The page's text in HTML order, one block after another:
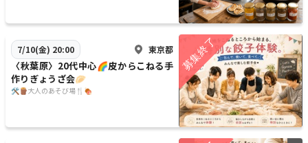
7/10(金) 20:00 東京都
〈秋葉原〉20代中心🌈皮からこねる手
作りぎょうざ会🥟
🛠️🪵大人のあそび場🍴🍖